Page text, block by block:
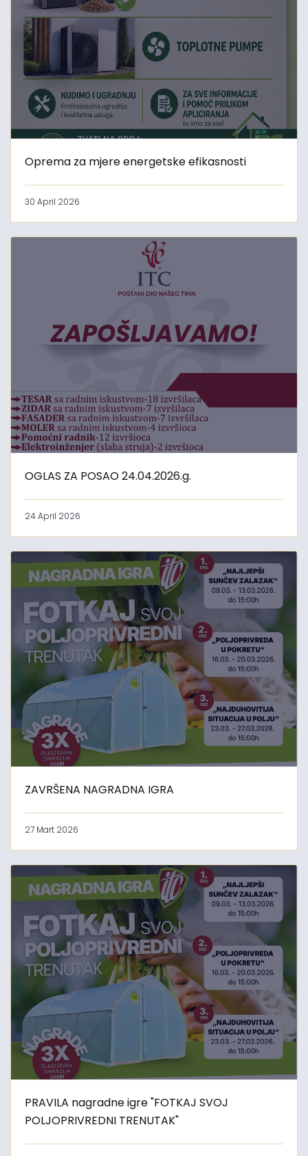
Oprema za mjere energetske efikasnosti
30 April 2026
OGLAS ZA POSAO 24.04.2026.g.
24 April 2026
ZAVRŠENA NAGRADNA IGRA
27 Mart 2026
PRAVILA nagradne igre "FOTKAJ SVOJ
POLJOPRIVREDNI TRENUTAK"